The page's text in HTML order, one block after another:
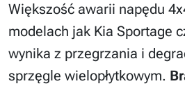
Większość awarii napędu
modelach jak Kia Sportage
wynika z przegrzania i
sprzęgle wielopłytkowym.